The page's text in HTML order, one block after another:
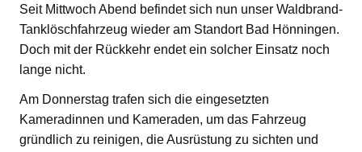
Seit Mittwoch Abend befindet sich nun unser Waldbrand-
Tanklöschfahrzeug wieder am Standort Bad Hönningen.
Doch mit der Rückkehr endet ein solcher Einsatz noch
lange nicht.
Am Donnerstag trafen sich die eingesetzten
Kameradinnen und Kameraden, um das Fahrzeug
gründlich zu reinigen, die Ausrüstung zu sichten und